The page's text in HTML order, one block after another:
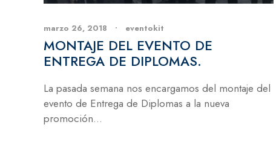
marzo 26, 2018 • eventokit
MONTAJE DEL EVENTO DE
ENTREGA DE DIPLOMAS.
La pasada semana nos encargamos del montaje del
evento de Entrega de Diplomas a la nueva
promoción...